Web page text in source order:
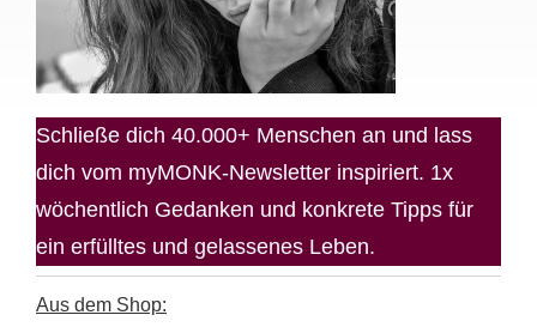
Schließe dich 40.000+ Menschen an und lass
dich vom myMONK-Newsletter inspiriert. 1x
wöchentlich Gedanken und konkrete Tipps für
ein erfülltes und gelassenes Leben.
Aus dem Shop: